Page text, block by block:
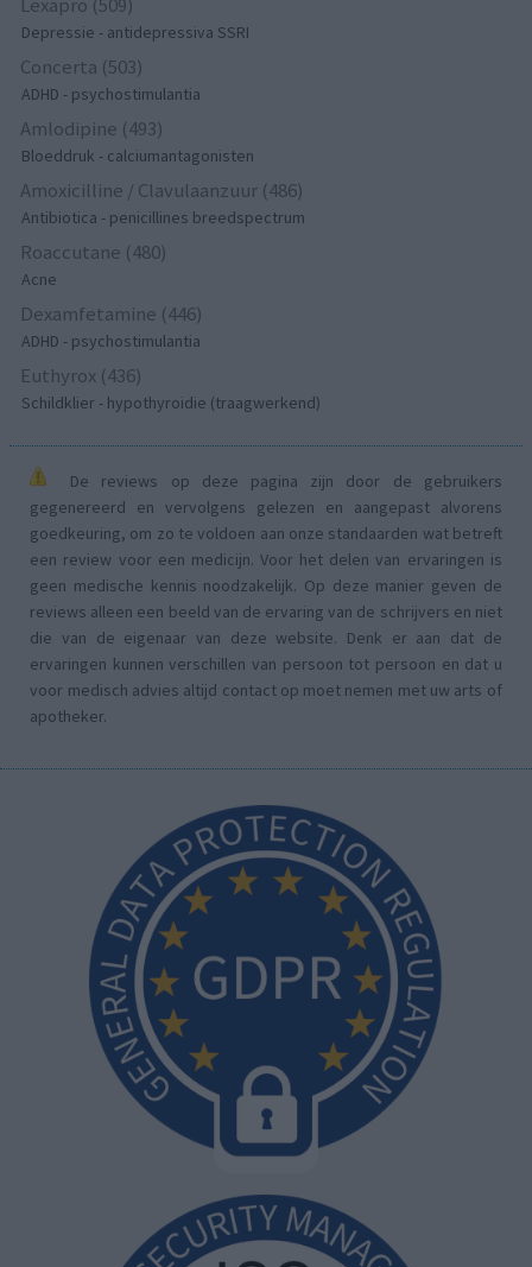
Depressie - antidepressiva SSRI
Concerta (503)
ADHD - psychostimulantia
Amlodipine (493)
Bloeddruk - calciumantagonisten
Amoxicilline / Clavulaanzuur (486)
Antibiotica - penicillines breedspectrum
Roaccutane (480)
Acne
Dexamfetamine (446)
ADHD - psychostimulantia
Euthyrox (436)
Schildklier - hypothyroidie (traagwerkend)
De reviews op deze pagina zijn door de gebruikers
gegenereerd en vervolgens gelezen en aangepast alvorens
goedkeuring, om zo te voldoen aan onze standaarden wat betreft
een review voor een medicijn. Voor het delen van ervaringen is
geen medische kennis noodzakelijk. Op deze manier geven de
reviews alleen een beeld van de ervaring van de schrijvers en niet
die van de eigenaar van deze website. Denk er aan dat de
ervaringen kunnen verschillen van persoon tot persoon en dat u
voor medisch advies altijd contact op moet nemen met uw arts of
apotheker.